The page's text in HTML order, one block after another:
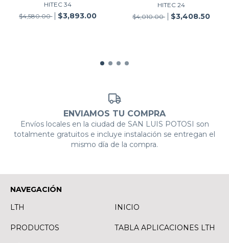
HITEC 34
$4,580.00
$3,893.00
HITEC 24
$4,010.00
$3,408.50
ENVIAMOS TU COMPRA
Envíos locales en la ciudad de SAN LUIS POTOSI son
totalmente gratuitos e incluye instalación se entregan el
mismo día de la compra.
NAVEGACIÓN
LTH
INICIO
PRODUCTOS TABLA APLICACIONES LTH